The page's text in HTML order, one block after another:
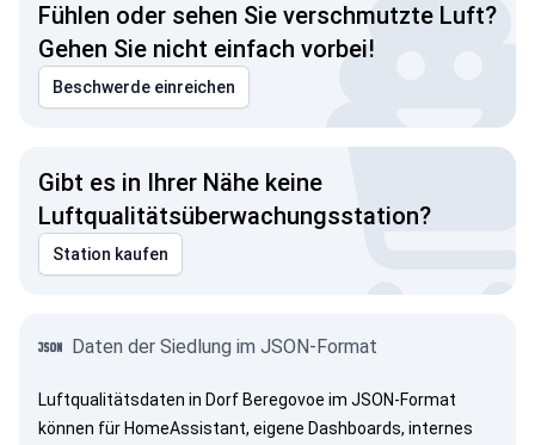
Fühlen oder sehen Sie verschmutzte Luft?
Gehen Sie nicht einfach vorbei!
Beschwerde einreichen
Gibt es in Ihrer Nähe keine
Luftqualitätsüberwachungsstation?
Station kaufen
Daten der Siedlung im JSON-Format
Luftqualitätsdaten in Dorf Beregovoe im JSON-Format
können für HomeAssistant, eigene Dashboards, internes